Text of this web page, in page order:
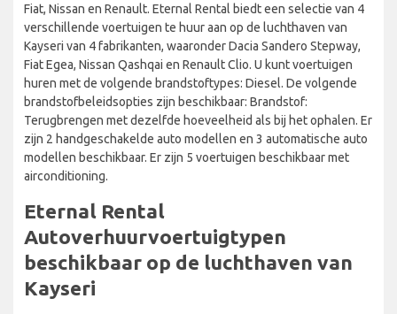
Fiat, Nissan en Renault. Eternal Rental biedt een selectie van 4
verschillende voertuigen te huur aan op de luchthaven van
Kayseri van 4 fabrikanten, waaronder Dacia Sandero Stepway,
Fiat Egea, Nissan Qashqai en Renault Clio. U kunt voertuigen
huren met de volgende brandstoftypes: Diesel. De volgende
brandstofbeleidsopties zijn beschikbaar: Brandstof:
Terugbrengen met dezelfde hoeveelheid als bij het ophalen. Er
zijn 2 handgeschakelde auto modellen en 3 automatische auto
modellen beschikbaar. Er zijn 5 voertuigen beschikbaar met
airconditioning.
Eternal Rental
Autoverhuurvoertuigtypen
beschikbaar op de luchthaven van
Kayseri